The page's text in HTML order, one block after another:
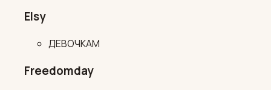
Elsy
ДЕВОЧКАМ
Freedomday